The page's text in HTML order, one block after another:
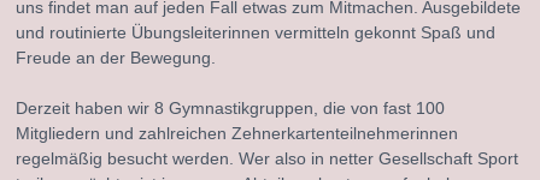
uns findet man auf jeden Fall etwas zum Mitmachen. Ausgebildete
und routinierte Übungsleiterinnen vermitteln gekonnt Spaß und
Freude an der Bewegung.
Derzeit haben wir 8 Gymnastikgruppen, die von fast 100
Mitgliedern und zahlreichen Zehnerkartenteilnehmerinnen
regelmäßig besucht werden. Wer also in netter Gesellschaft Sport